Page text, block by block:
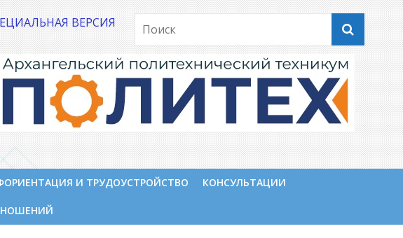
ВЕРСИЯ
И ТРУДОУСТРОЙСТВО КОНСУЛЬТАЦИИ